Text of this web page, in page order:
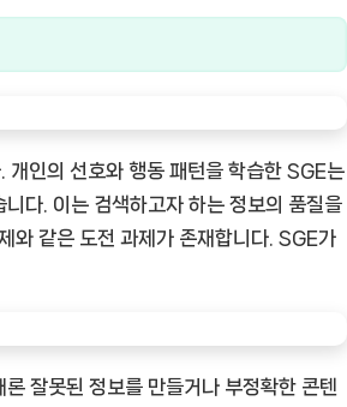
개인의 선호와 행동 패턴을 학습한 SGE는
다. 이는 검색하고자 하는 정보의 품질을
와 같은 도전 과제가 존재합니다. SGE가
잘못된 정보를 만들거나 부정확한 콘텐